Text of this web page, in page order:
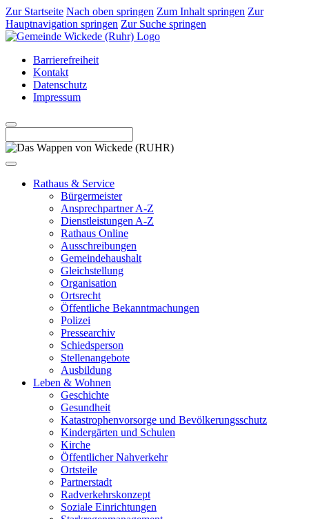
Zur Startseite Nach oben springen Zum Inhalt springen Zur
Hauptnavigation springen Zur Suche springen
Barrierefreiheit
Kontakt
Datenschutz
Impressum
Rathaus & Service
Bürgermeister
Ansprechpartner A-Z
Dienstleistungen A-Z
Rathaus Online
Ausschreibungen
Gemeindehaushalt
Gleichstellung
Organisation
Ortsrecht
Öffentliche Bekanntmachungen
Polizei
Pressearchiv
Schiedsperson
Stellenangebote
Ausbildung
Leben & Wohnen
Geschichte
Gesundheit
Katastrophenvorsorge und Bevölkerungsschutz
Kindergärten und Schulen
Kirche
Öffentlicher Nahverkehr
Ortsteile
Partnerstadt
Radverkehrskonzept
Soziale Einrichtungen